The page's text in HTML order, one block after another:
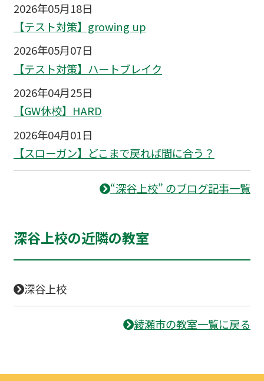
2026年05月18日
【テスト対策】growing up
2026年05月07日
【テスト対策】ハートブレイク
2026年04月25日
【GW休校】HARD
2026年04月01日
【スローガン】どこまで戻れば間に合う？
“深谷上校” のブログ記事一覧
深谷上校の近隣の教室
深谷上校
綾瀬市の教室一覧に戻る